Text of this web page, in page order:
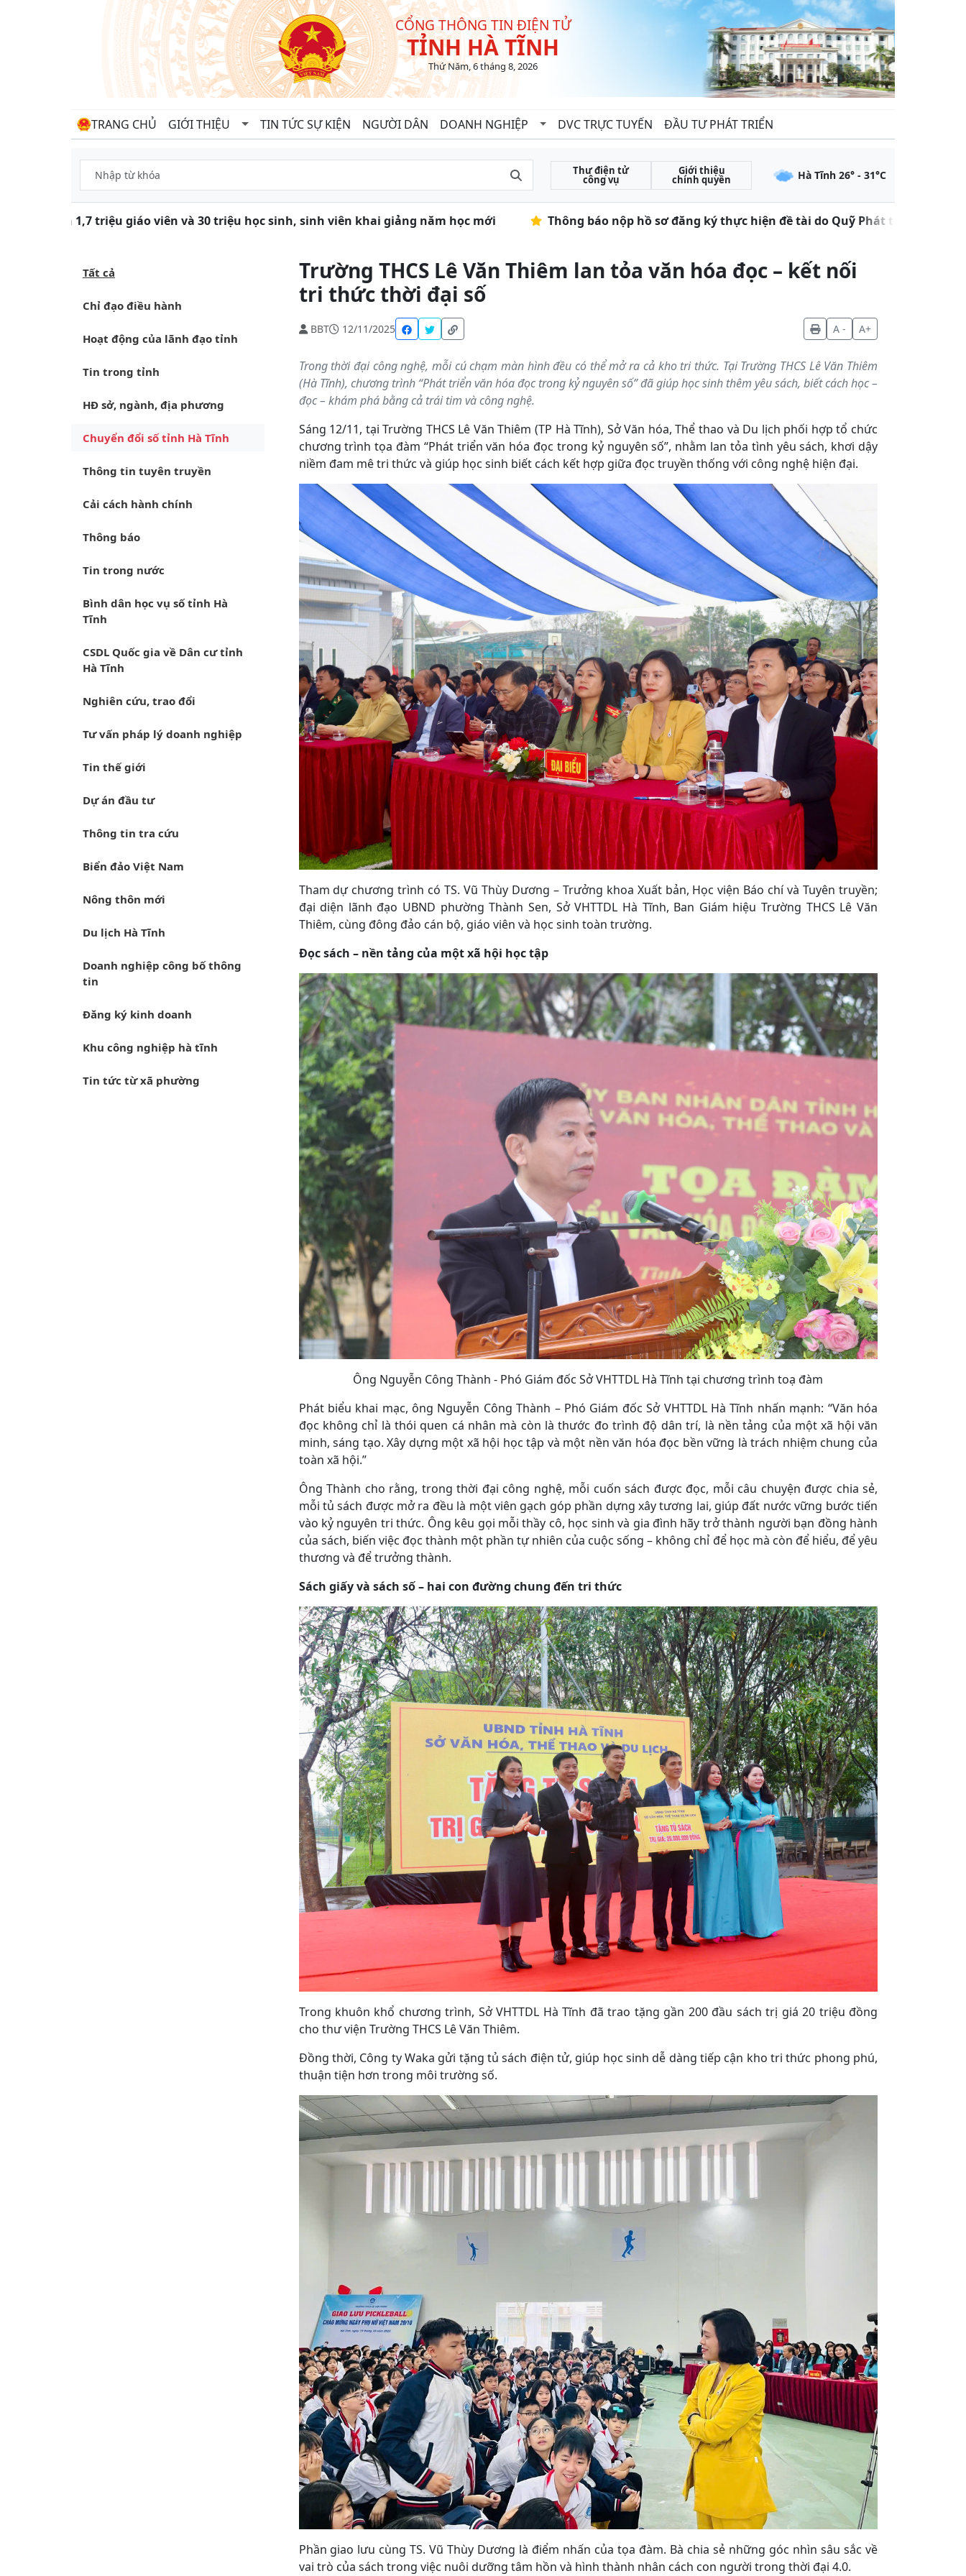
CỔNG THÔNG TIN ĐIỆN TỬ
TỈNH HÀ TĨNH
Thứ Năm, 6 tháng 8, 2026
TRANG CHỦ GIỚI THIỆU TIN TỨC SỰ KIỆN NGƯỜI DÂN DOANH NGHIỆP DVC TRỰC TUYẾN ĐẦU TƯ PHÁT TRIỂN
Thư điện tử
công vụ
Giới thiệu
chính quyền Hà Tĩnh 26° - 31°C
Gần 1,7 triệu giáo viên và 30 triệu học sinh, sinh viên khai giảng năm học mới Thông báo nộp hồ sơ đăng ký thực hiện đề tài do Quỹ Phát triển khoa
Tất cả
Chỉ đạo điều hành
Hoạt động của lãnh đạo tỉnh
Tin trong tỉnh
HĐ sở, ngành, địa phương
Chuyển đổi số tỉnh Hà Tĩnh
Thông tin tuyên truyền
Cải cách hành chính
Thông báo
Tin trong nước
Bình dân học vụ số tỉnh Hà
Tĩnh
CSDL Quốc gia về Dân cư tỉnh
Hà Tĩnh
Nghiên cứu, trao đổi
Tư vấn pháp lý doanh nghiệp
Tin thế giới
Dự án đầu tư
Thông tin tra cứu
Biển đảo Việt Nam
Nông thôn mới
Du lịch Hà Tĩnh
Doanh nghiệp công bố thông
tin
Đăng ký kinh doanh
Khu công nghiệp hà tĩnh
Tin tức từ xã phường
Trường THCS Lê Văn Thiêm lan tỏa văn hóa đọc – kết nối
tri thức thời đại số
BBT 12/11/2025 A - A+
Trong thời đại công nghệ, mỗi cú chạm màn hình đều có thể mở ra cả kho tri thức. Tại Trường THCS Lê Văn Thiêm
(Hà Tĩnh), chương trình “Phát triển văn hóa đọc trong kỷ nguyên số” đã giúp học sinh thêm yêu sách, biết cách học –
đọc – khám phá bằng cả trái tim và công nghệ.
Sáng 12/11, tại Trường THCS Lê Văn Thiêm (TP Hà Tĩnh), Sở Văn hóa, Thể thao và Du lịch phối hợp tổ chức
chương trình tọa đàm “Phát triển văn hóa đọc trong kỷ nguyên số”, nhằm lan tỏa tình yêu sách, khơi dậy
niềm đam mê tri thức và giúp học sinh biết cách kết hợp giữa đọc truyền thống với công nghệ hiện đại.
Tham dự chương trình có TS. Vũ Thùy Dương – Trưởng khoa Xuất bản, Học viện Báo chí và Tuyên truyền;
đại diện lãnh đạo UBND phường Thành Sen, Sở VHTTDL Hà Tĩnh, Ban Giám hiệu Trường THCS Lê Văn
Thiêm, cùng đông đảo cán bộ, giáo viên và học sinh toàn trường.
Đọc sách – nền tảng của một xã hội học tập
Ông Nguyễn Công Thành - Phó Giám đốc Sở VHTTDL Hà Tĩnh tại chương trình toạ đàm
Phát biểu khai mạc, ông Nguyễn Công Thành – Phó Giám đốc Sở VHTTDL Hà Tĩnh nhấn mạnh: “Văn hóa
đọc không chỉ là thói quen cá nhân mà còn là thước đo trình độ dân trí, là nền tảng của một xã hội văn
minh, sáng tạo. Xây dựng một xã hội học tập và một nền văn hóa đọc bền vững là trách nhiệm chung của
toàn xã hội.”
Ông Thành cho rằng, trong thời đại công nghệ, mỗi cuốn sách được đọc, mỗi câu chuyện được chia sẻ,
mỗi tủ sách được mở ra đều là một viên gạch góp phần dựng xây tương lai, giúp đất nước vững bước tiến
vào kỷ nguyên tri thức. Ông kêu gọi mỗi thầy cô, học sinh và gia đình hãy trở thành người bạn đồng hành
của sách, biến việc đọc thành một phần tự nhiên của cuộc sống – không chỉ để học mà còn để hiểu, để yêu
thương và để trưởng thành.
Sách giấy và sách số – hai con đường chung đến tri thức
Trong khuôn khổ chương trình, Sở VHTTDL Hà Tĩnh đã trao tặng gần 200 đầu sách trị giá 20 triệu đồng
cho thư viện Trường THCS Lê Văn Thiêm.
Đồng thời, Công ty Waka gửi tặng tủ sách điện tử, giúp học sinh dễ dàng tiếp cận kho tri thức phong phú,
thuận tiện hơn trong môi trường số.
Phần giao lưu cùng TS. Vũ Thùy Dương là điểm nhấn của tọa đàm. Bà chia sẻ những góc nhìn sâu sắc về
vai trò của sách trong việc nuôi dưỡng tâm hồn và hình thành nhân cách con người trong thời đại 4.0.